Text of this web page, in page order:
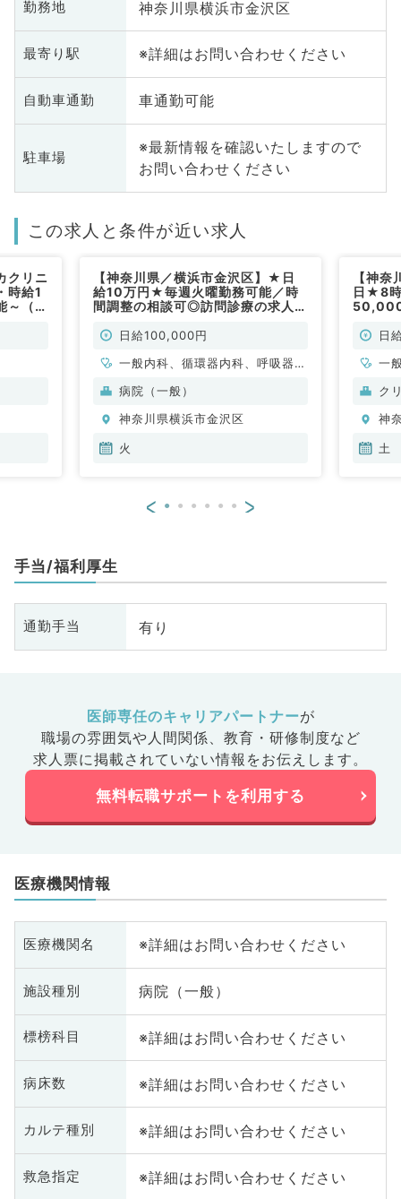
勤務地 神奈川県横浜市金沢区
最寄り駅 ※詳細はお問い合わせください
自動車通勤 車通勤可能
駐車場
※最新情報を確認いたしますので
お問い合わせください
この求人と条件が近い求人
クリニ
時給1
～（一
【神奈川県／横浜市金沢区】★日
給10万円★毎週火曜勤務可能／時
間調整の相談可◎訪問診療の求人で
日給100,000円
一般内科、循環器内科、呼吸器内
科、消化器内科、内分泌・代謝内
病院（一般）
神奈川県横浜市金沢区
火
【神
日★8
健診日
一
ク
神
土
< >
手当/福利厚生
通勤手当 有り
医師専任のキャリアパートナーが
職場の雰囲気や人間関係、 教育・研修制度など
求人票に掲載されていない情報をお伝えします。
無料転職サポートを利用する
医療機関情報
医療機関名 ※詳細はお問い合わせください
施設種別 病院（一般）
標榜科目 ※詳細はお問い合わせください
病床数 ※詳細はお問い合わせください
カルテ種別 ※詳細はお問い合わせください
救急指定 ※詳細はお問い合わせください